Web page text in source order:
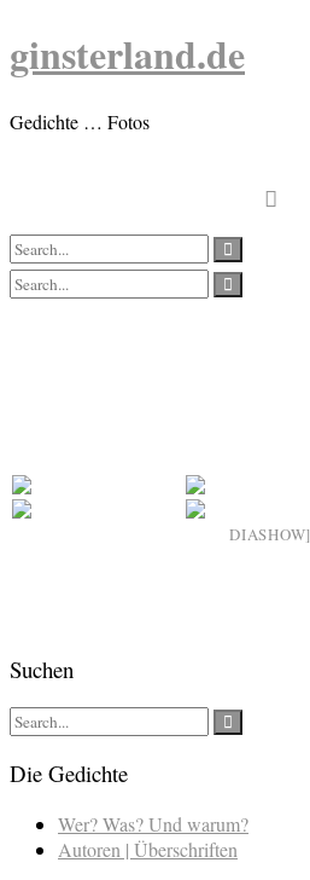
Skip
to
ginsterland.de
Gedichte … Fotos
DIASHOW]
Suchen
Die Gedichte
Wer? Was? Und warum?
Autoren | Überschriften